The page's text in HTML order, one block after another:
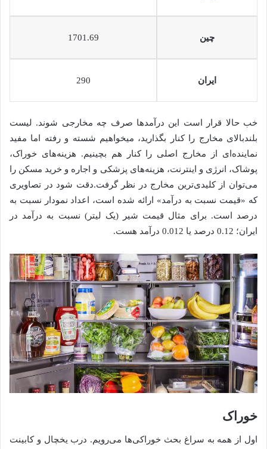
چین 1701.69
ایران 290
خب حالا قرار است این درآمدها صرف چه مخارجی شوند. لیست
بلندبالای مخارج را کنار بگذارید، میخواهیم شسته و رفته اما مفید
نماینده‌ای از مخارج اصلی را کنار هم بچینیم. هزینه‌های خوراک،
پوشاک، انرژی و اینترنت، هزینه‌های پزشکی و اجاره و خرید مسکن را
می‌توان از کلیدی‌ترین مخارج در نظر گرفت.دقت شود در تصاویری
که «قیمت نسبت به درآمد» ارائه شده است، اعداد نمودار نسبت به
درصد است. برای مثال قیمت شیر (یک لیتر) نسبت به درآمد در
ایران؛ 0.12 درصد یا 0.012 درآمد هست.
خوراک
اول از همه به سراغ بحث خوراکی‌ها می‌رویم. درب یخچال و کابینت